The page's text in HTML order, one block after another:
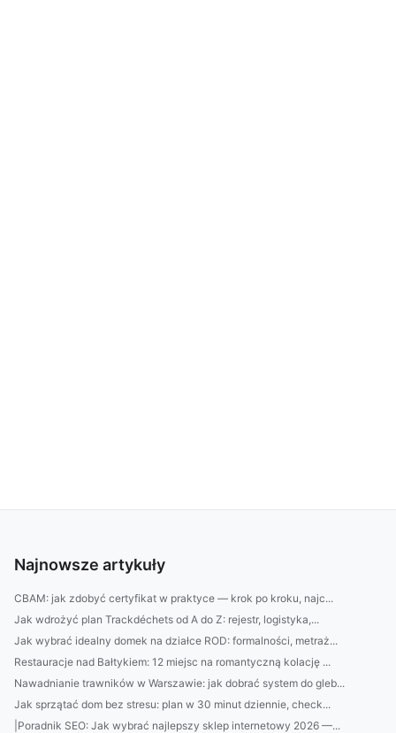
Najnowsze artykuły
CBAM: jak zdobyć certyfikat w praktyce — krok po kroku, najc...
Jak wdrożyć plan Trackdéchets od A do Z: rejestr, logistyka,...
Jak wybrać idealny domek na działce ROD: formalności, metraż...
Restauracje nad Bałtykiem: 12 miejsc na romantyczną kolację ...
Nawadnianie trawników w Warszawie: jak dobrać system do gleb...
Jak sprzątać dom bez stresu: plan w 30 minut dziennie, check...
|Poradnik SEO: Jak wybrać najlepszy sklep internetowy 2026 —...